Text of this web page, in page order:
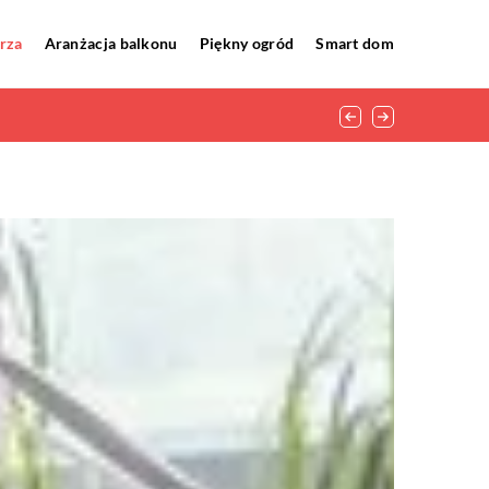
Aranżacja balkonu Piękny ogród Smart dom